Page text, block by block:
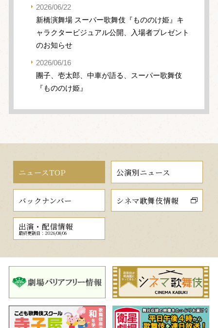
2026/06/22
新橋演舞場 スーパー歌舞伎『もののけ姫』キ
ャラクタービジュアル公開、入場者プレゼント
のお知らせ
2026/06/16
團子、壱太郎、中車が語る、スーパー歌舞伎
『もののけ姫』
ニュースTOP 公演別ニュース
バックナンバー シネマ歌舞伎情報
出演・配信情報
最終更新日：2026/08/06